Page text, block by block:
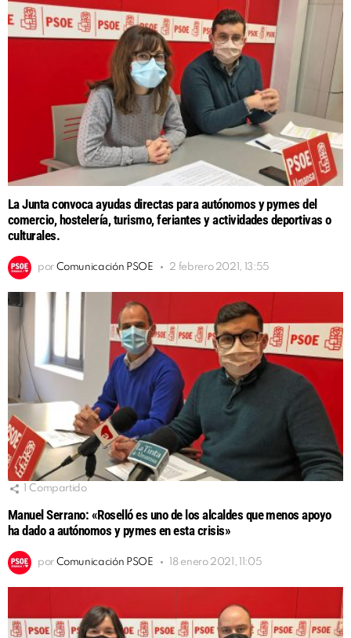
La Junta convoca ayudas directas para autónomos y pymes del
comercio, hostelería, turismo, feriantes y actividades deportivas o
culturales.
por Comunicación PSOE 2 febrero 2021, 13:55
Compartido
Manuel Serrano: «Roselló es uno de los alcaldes que menos apoyo
ha dado a autónomos y pymes en esta crisis»
por Comunicación PSOE 18 enero 2021, 11:05